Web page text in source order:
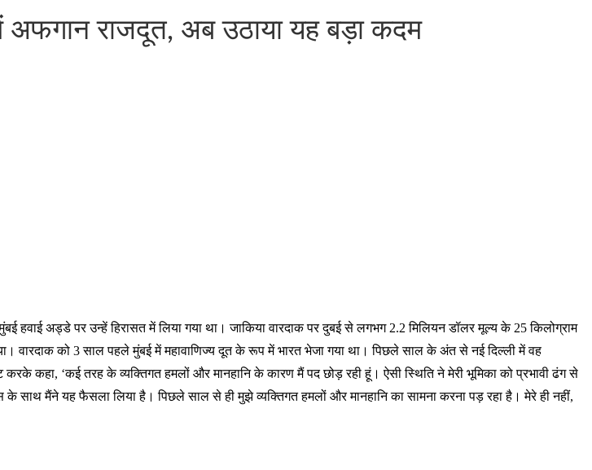
अफगान राजदूत, अब उठाया यह बड़ा कदम
अड्डे पर उन्हें हिरासत में लिया गया था। जाकिया वारदाक पर दुबई से लगभग 2.2 मिलियन डॉलर मूल्य के 25 किलोग्राम
को 3 साल पहले मुंबई में महावाणिज्य दूत के रूप में भारत भेजा गया था। पिछले साल के अंत से नई दिल्ली में वह
कहा, ‘कई तरह के व्यक्तिगत हमलों और मानहानि के कारण मैं पद छोड़ रही हूं। ऐसी स्थिति ने मेरी भूमिका को प्रभावी ढंग से
साथ मैंने यह फैसला लिया है। पिछले साल से ही मुझे व्यक्तिगत हमलों और मानहानि का सामना करना पड़ रहा है। मेरे ही नहीं,